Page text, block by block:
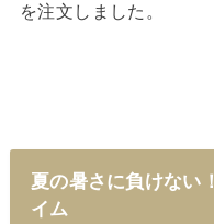
を注文しました。
夏の暑さに負けない
イム